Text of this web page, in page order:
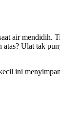
air mendidih.
Ulat tak
ini